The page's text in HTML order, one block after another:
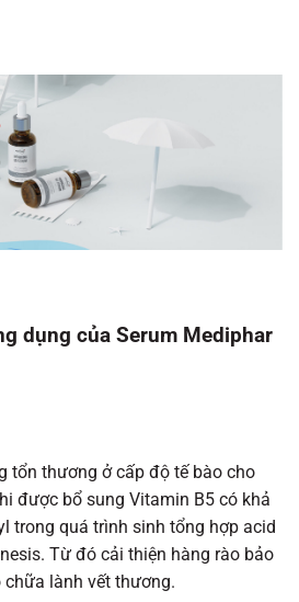
dụng của Serum Mediphar
tổn thương ở cấp độ tế bào cho
được bổ sung Vitamin B5 có khả
trong quá trình sinh tổng hợp acid
Từ đó cải thiện hàng rào bảo
lành vết thương.